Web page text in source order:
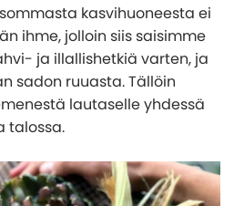
kasvihuoneesta ei
ihme, jolloin siis saisimme
ja illallishetkiä varten, ja
sadon ruuasta. Tällöin
lautaselle yhdessä
talossa.